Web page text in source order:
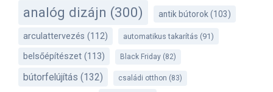
analóg dizájn (300) antik bútorok (103)
arculattervezés (112) automatikus takarítás (91)
belsőépítészet (113) Black Friday (82)
bútorfelújítás (132) családi otthon (83)